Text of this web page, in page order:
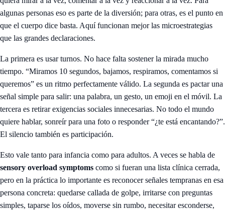
algunas personas eso es parte de la diversión; para otras, es el punto en
que el cuerpo dice basta. Aquí funcionan mejor las microestrategias
que las grandes declaraciones.
La primera es usar turnos. No hace falta sostener la mirada mucho
tiempo. “Miramos 10 segundos, bajamos, respiramos, comentamos si
queremos” es un ritmo perfectamente válido. La segunda es pactar una
señal simple para salir: una palabra, un gesto, un emoji en el móvil. La
tercera es retirar exigencias sociales innecesarias. No todo el mundo
quiere hablar, sonreír para una foto o responder “¿te está encantando?”.
El silencio también es participación.
Esto vale tanto para infancia como para adultos. A veces se habla de
sensory overload symptoms como si fueran una lista clínica cerrada,
pero en la práctica lo importante es reconocer señales tempranas en esa
persona concreta: quedarse callada de golpe, irritarse con preguntas
simples, taparse los oídos, moverse sin rumbo, necesitar esconderse,